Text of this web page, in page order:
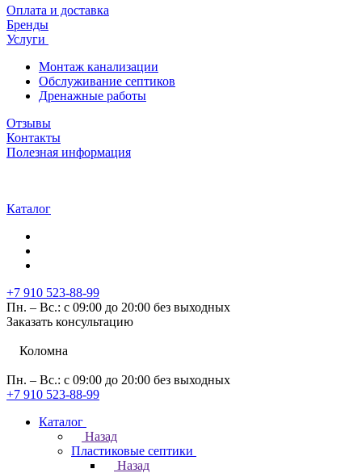
Оплата и доставка
Бренды
Услуги
Монтаж канализации
Обслуживание септиков
Дренажные работы
Отзывы
Контакты
Полезная информация
Каталог
+7 910 523-88-99
Пн. – Вс.: с 09:00 до 20:00 без выходных
Заказать консультацию
Коломна
Пн. – Вс.: с 09:00 до 20:00 без выходных
+7 910 523-88-99
Каталог
Назад
Пластиковые септики
Назад